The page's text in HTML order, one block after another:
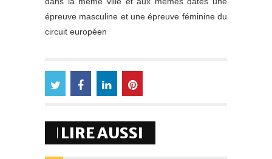
épreuve masculine et une épreuve féminine du
circuit européen
LIRE AUSSI